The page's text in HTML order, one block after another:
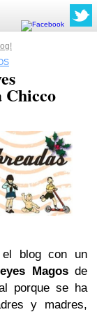
Chicco
blog con un
Magosde
porque se ha
y madres,